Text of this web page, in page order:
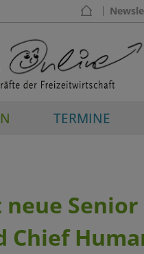
TERMINE
Senior